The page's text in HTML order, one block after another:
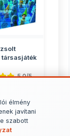
élmény
javítani
szabott
5.0/5